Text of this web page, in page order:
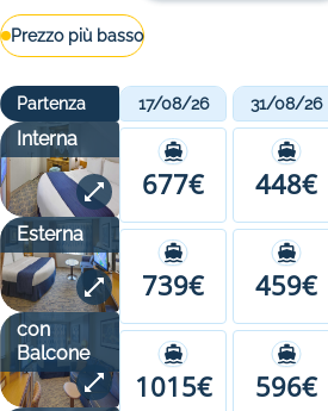
Prezzo più basso
Partenza
Interna
Esterna
con
Balcone
17/08/26 31/08/26
677€ 448€
739€ 459€
1015€ 596€